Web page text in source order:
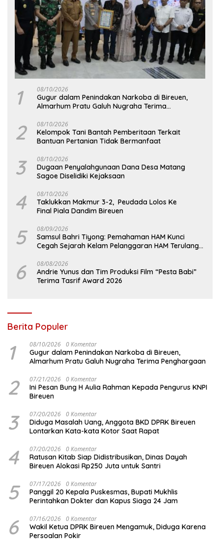
1 08/10/2026
Gugur dalam Penindakan Narkoba di Bireuen,
Almarhum Pratu Galuh Nugraha Terima
2 08/10/2026
Kelompok Tani Bantah Pemberitaan Terkait
Bantuan Pertanian Tidak Bermanfaat
3 08/10/2026
Dugaan Penyalahgunaan Dana Desa Matang
Sagoe Diselidiki Kejaksaan
4 08/10/2026
Taklukkan Makmur 3-2, Peudada Lolos Ke
Final Piala Dandim Bireuen
5 08/09/2026
Samsul Bahri Tiyong: Pemahaman HAM Kunci
Cegah Sejarah Kelam Pelanggaran HAM Terulang
6 08/08/2026
Andrie Yunus dan Tim Produksi Film “Pesta Babi”
Terima Tasrif Award 2026
Berita Populer
1 08/10/2026 0 Komentar
Gugur dalam Penindakan Narkoba di Bireuen,
Almarhum Pratu Galuh Nugraha Terima Penghargaan
2 07/21/2026 0 Komentar
Ini Pesan Bung H Aulia Rahman Kepada Pengurus KNPI
Bireuen
3 07/20/2026 0 Komentar
Diduga Masalah Uang, Anggota BKD DPRK Bireuen
Lontarkan Kata-kata Kotor Saat Rapat
4 07/20/2026 0 Komentar
Ratusan Kitab Siap Didistribusikan, Dinas Dayah
Bireuen Alokasi Rp250 Juta untuk Santri
5 07/17/2026 0 Komentar
Panggil 20 Kepala Puskesmas, Bupati Mukhlis
Perintahkan Dokter dan Kapus Siaga 24 Jam
6 07/16/2026 0 Komentar
Wakil Ketua DPRK Bireuen Mengamuk, Diduga Karena
Persoalan Pokir